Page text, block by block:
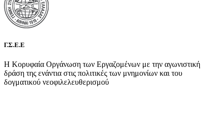
Γ.Σ.Ε.Ε
Η Κορυφαία Οργάνωση των Εργαζομένων με την αγωνιστική
δράση της ενάντια στις πολιτικές των μνημονίων και του
δογματικού νεοφιλελευθερισμού